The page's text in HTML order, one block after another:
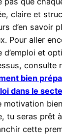
claire et
d’en savoir
Pour aller
et
consulte
bien
dans le
motivation
tu seras prêt
cette